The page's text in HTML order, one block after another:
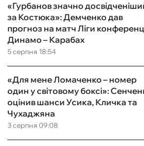
5 серпня 18:54
«Гурбанов значно
за Костюка»: Демченко дав
прогноз на матч Ліги
Динамо – Карабах
3 серпня 09:08
«Для мене Ломаченко – номер
один у світовому боксі»:
оцінив шанси Усика, Кличка та
Чухаджяна